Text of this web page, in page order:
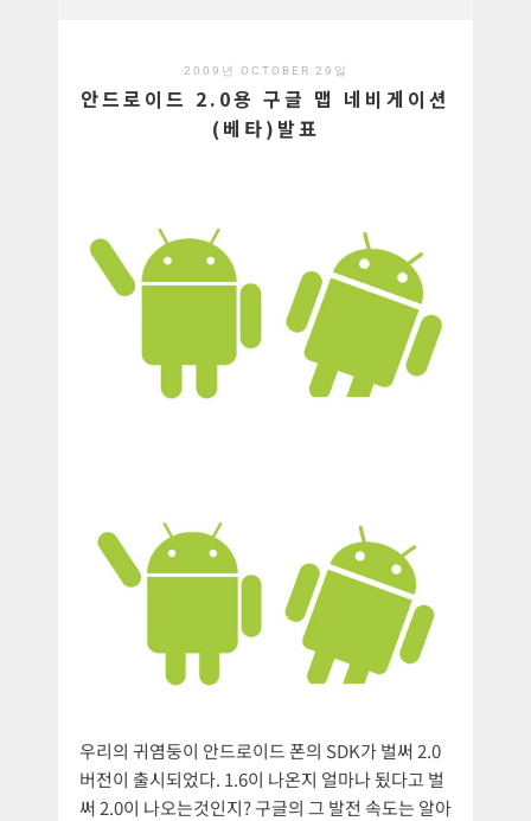
2009년 OCTOBER 29일
안드로이드 2.0용 구글 맵 네비게이션
(베타)발표
우리의 귀염둥이 안드로이드 폰의 SDK가 벌써 2.0
버전이 출시되었다. 1.6이 나온지 얼마나 됬다고 벌
써 2.0이 나오는것인지? 구글의 그 발전 속도는 알아